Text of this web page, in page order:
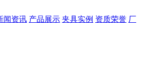
闻资讯 产品展示 夹具实例 资质荣誉 厂